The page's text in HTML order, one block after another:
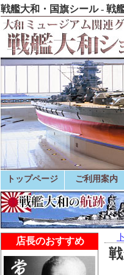
戦艦大和・国旗シール - 戦
トップページ ご利用案内
店長のおすすめ